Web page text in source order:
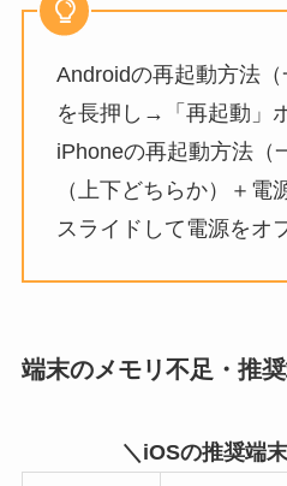
Androidの再起動方法
を長押し→「再起動」
iPhoneの再起動方法（
（上下どちらか）＋
スライドして電源をオ
端末のメモリ不足・推
＼iOSの推奨端